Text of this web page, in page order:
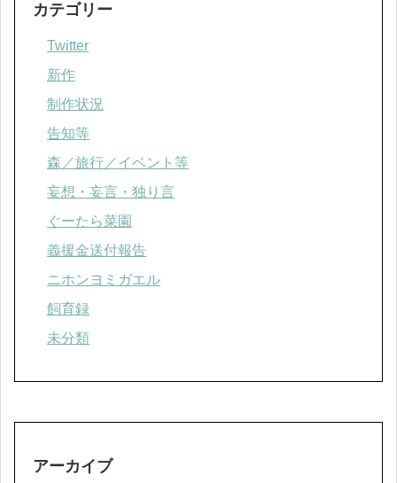
カテゴリー
Twitter
新作
制作状況
告知等
森／旅行／イベント等
妄想・妄言・独り言
ぐーたら菜園
義援金送付報告
ニホンヨミガエル
飼育録
未分類
アーカイブ